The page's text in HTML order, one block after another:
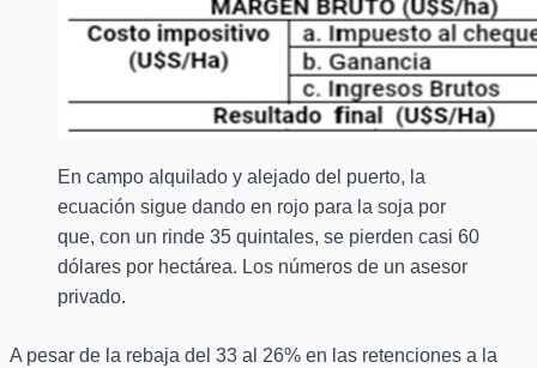
En campo alquilado y alejado del puerto, la
ecuación sigue dando en rojo para la soja por
que, con un rinde 35 quintales, se pierden casi 60
dólares por hectárea. Los números de un asesor
privado.
A pesar de la rebaja del 33 al 26% en las retenciones a la